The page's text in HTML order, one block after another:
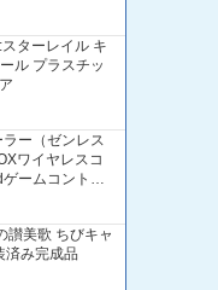
ターレイル キ
ル プラスチッ
ー（ゼンレス
ワイヤレスコ
ームコントロ
ー TMRホール
リガー/グリップ
プ＆背面ボタ
マイクロスイ
讃美歌 ちびキャ
済み完成品